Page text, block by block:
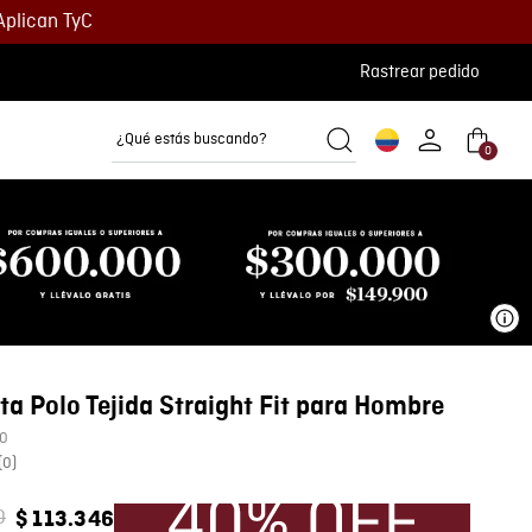
TyC
Rastrear pedido
¿Qué estás buscando?
0
Polo Tejida Straight Fit para Hombre
(0)
$ 113.346